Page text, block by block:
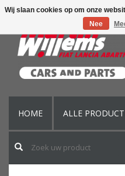
HOME ALLE
Wij slaan cookies op om onze
Nee